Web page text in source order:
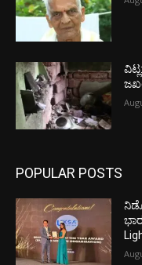
POPULAR POSTS